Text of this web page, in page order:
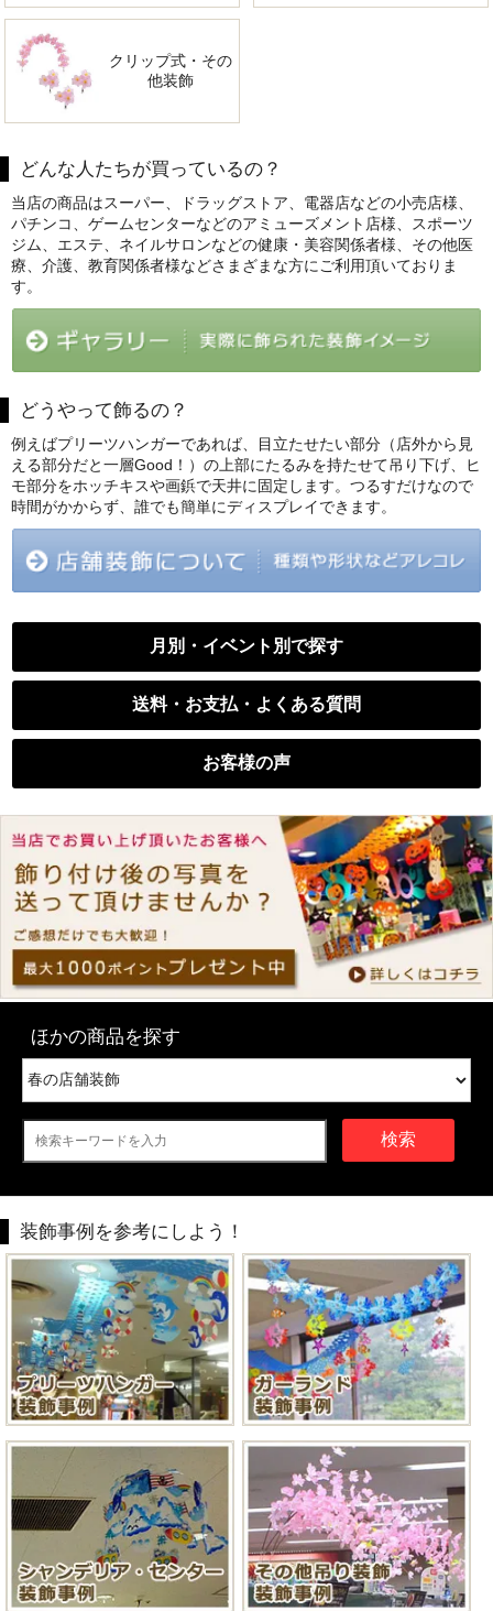
クリップ式・その
他装飾
どんな人たちが買っているの？
当店の商品はスーパー、ドラッグストア、電器店などの小売店様、
パチンコ、ゲームセンターなどのアミューズメント店様、スポーツ
ジム、エステ、ネイルサロンなどの健康・美容関係者様、その他医
療、介護、教育関係者様などさまざまな方にご利用頂いておりま
す。
どうやって飾るの？
例えばプリーツハンガーであれば、目立たせたい部分（店外から見
える部分だと一層Good！）の上部にたるみを持たせて吊り下げ、ヒ
モ部分をホッチキスや画鋲で天井に固定します。つるすだけなので
時間がかからず、誰でも簡単にディスプレイできます。
月別・イベント別で探す
送料・お支払・よくある質問
お客様の声
ほかの商品を探す
検索
装飾事例を参考にしよう！